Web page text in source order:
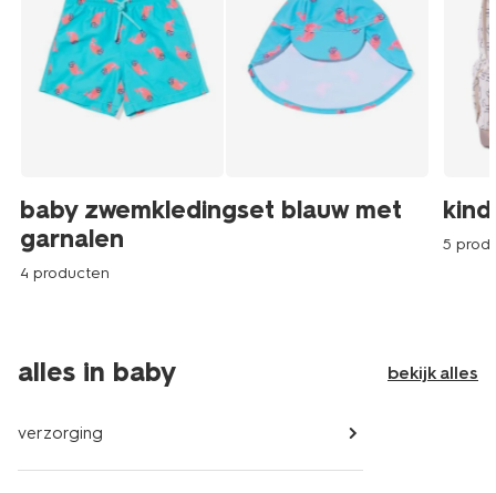
baby zwemkledingset blauw met
garnalen
4 producten
5
alles in baby bekijk alles
verzorging